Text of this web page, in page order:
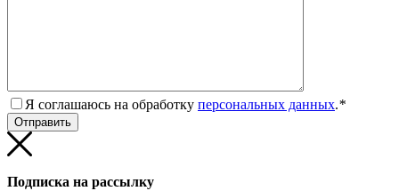
Я соглашаюсь на обработку персональных данных.*
Подписка на рассылку